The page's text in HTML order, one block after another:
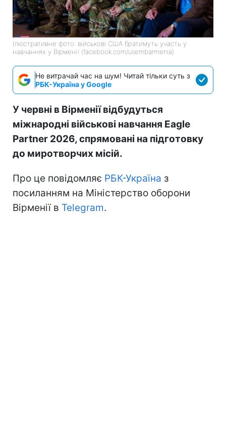
Ілюстративне фото: військові США братимуть участь у
навчаннях у Вірменії (facebook.com/usembarmenia)
Не витрачай час на шум! Читай тільки суть з
РБК-Україна у Google
У червні в Вірменії відбудуться
міжнародні військові навчання Eagle
Partner 2026, спрямовані на підготовку
до миротворчих місій.
Про це повідомляє РБК-Україна з
посиланням на Міністерство оборони
Вірменії в Telegram.